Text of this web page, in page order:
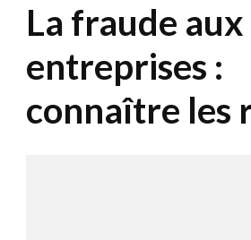
La fraude aux
entreprises :
connaître les